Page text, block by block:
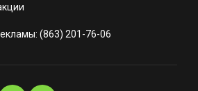
(863) 201-76-06